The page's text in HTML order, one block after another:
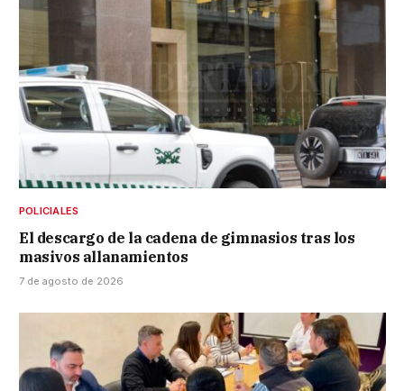
POLICIALES
El descargo de la cadena de gimnasios tras los
masivos allanamientos
7 de agosto de 2026